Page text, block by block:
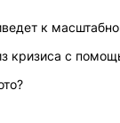
к
кризиса с